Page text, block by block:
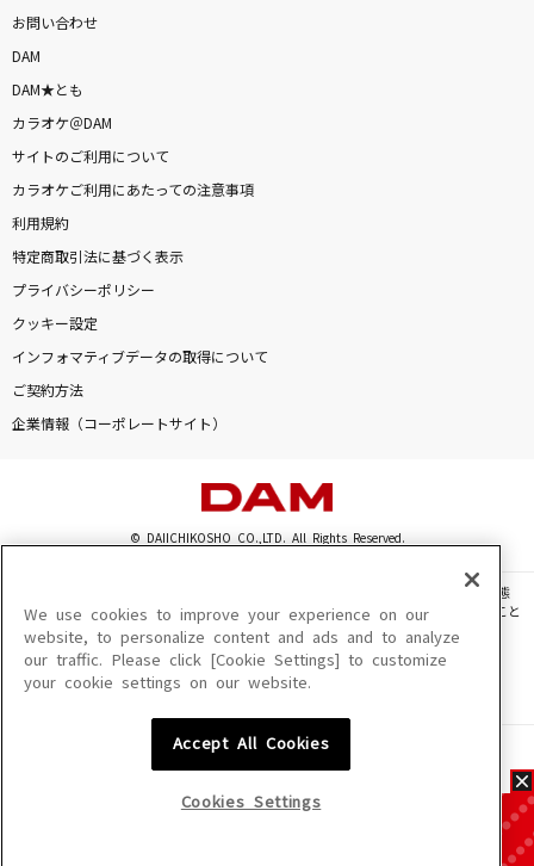
お問い合わせ
DAM
DAM★とも
カラオケ＠DAM
サイトのご利用について
カラオケご利用にあたっての注意事項
利用規約
特定商取引法に基づく表示
プライバシーポリシー
クッキー設定
インフォマティブデータの取得について
ご契約方法
企業情報（コーポレートサイト）
© DAIICHIKOSHO CO.,LTD. All Rights Reserved.
このサイトに掲載されている一切の文章・画像・写真・動画・音声等を、手段や形態
を問わず、著作権法の定める範囲を超えて無断で複製、転載、ファイル化などすること
を禁じます。
楽曲及びコンテンツは、機種によりご利用いただけない場合があります。
楽曲及びコンテンツの配信日、配信内容が変更になる場合があります。
We use cookies to improve your experience on our
website, to personalize content and ads and to analyze
our traffic. Please click [Cookie Settings] to customize
your cookie settings on our website.
Accept All Cookies
Cookies Settings